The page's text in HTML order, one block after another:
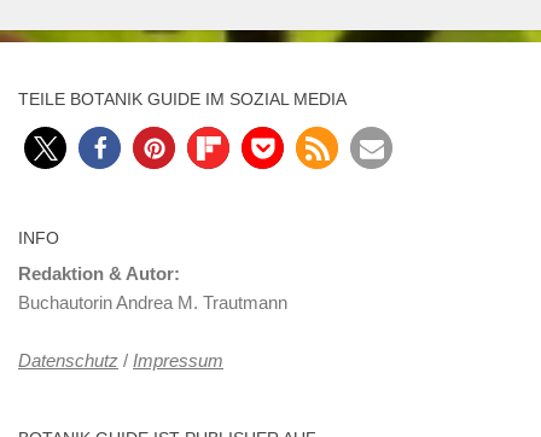
TEILE BOTANIK GUIDE IM SOZIAL MEDIA
INFO
Redaktion & Autor:
Buchautorin Andrea M. Trautmann
Datenschutz / Impressum